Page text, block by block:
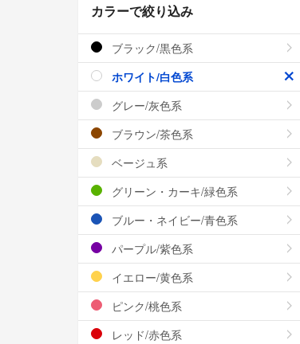
カラーで絞り込み
ブラック/黒色系
ホワイト/白色系
グレー/灰色系
ブラウン/茶色系
ベージュ系
グリーン・カーキ/緑色系
ブルー・ネイビー/青色系
パープル/紫色系
イエロー/黄色系
ピンク/桃色系
レッド/赤色系